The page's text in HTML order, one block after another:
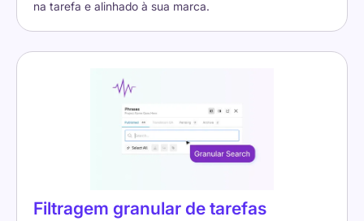
na tarefa e alinhado à sua marca.
Filtragem granular de tarefas